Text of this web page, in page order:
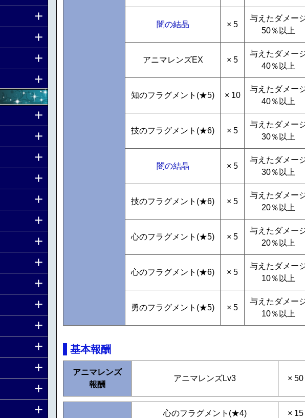
闇の結晶 × 5
与えたダメー
50％以上
アニマレンズEX × 5
与えたダメー
40％以上
知のフラグメント(★5) × 10
与えたダメー
40％以上
技のフラグメント(★6) × 5
与えたダメー
30％以上
闇の結晶 × 5
与えたダメー
30％以上
技のフラグメント(★6) × 5
与えたダメー
20％以上
心のフラグメント(★5) × 5
与えたダメー
20％以上
心のフラグメント(★6) × 5
与えたダメー
10％以上
勇のフラグメント(★5) × 5
与えたダメー
10％以上
基本報酬
アニマレンズ
報酬
アニマレンズLv3 × 50
心のフラグメント(★4) × 15